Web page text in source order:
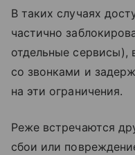
В таких случаях
частично
отдельные сервисы),
со звонками и
на эти ограничения.
Реже встречаются
сбои или